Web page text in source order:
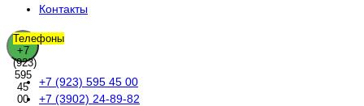
Контакты
Телефоны
+7
(923)
595
45
00
+7 (923) 595 45 00
+7 (3902) 24-89-82